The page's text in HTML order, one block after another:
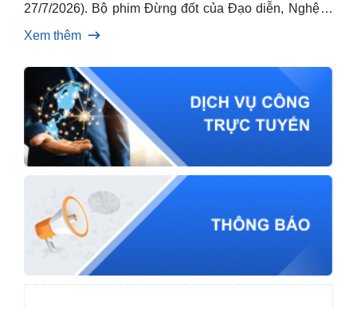
27/7/2026). Bộ phim Đừng đốt của Đạo diễn, Nghệ sĩ
khai mạc.
Xem thêm